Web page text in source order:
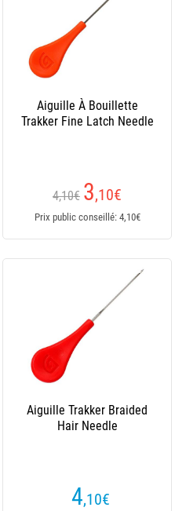
Aiguille À Bouillette
Trakker Fine Latch Needle
4,10€ 3,10€
Prix public conseillé: 4,10€
Aiguille Trakker Braided
Hair Needle
4,10€